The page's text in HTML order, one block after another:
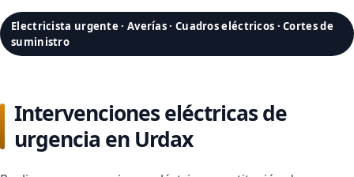
Electricista urgente · Averías · Cuadros eléctricos · Cortes de
suministro
Intervenciones eléctricas de
urgencia en Urdax